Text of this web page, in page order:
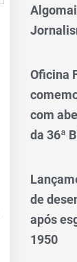
Oficina
com
da 36ª
de
após
1950